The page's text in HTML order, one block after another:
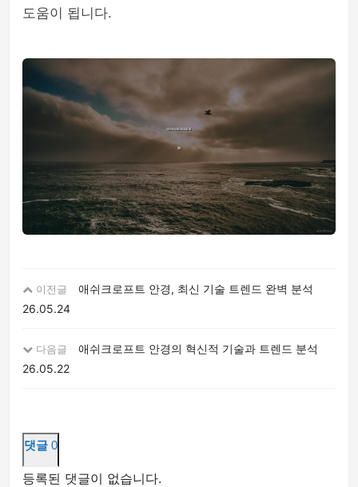
도움이 됩니다.
이전글
애쉬크로프트 안경, 최신 기술 트렌드 완벽 분석
26.05.24
다음글
애쉬크로프트 안경의 혁신적 기술과 트렌드 분석
26.05.22
댓글 0
등록된 댓글이 없습니다.